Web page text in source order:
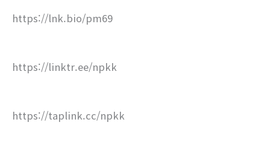
https://lnk.bio/pm69
https://linktr.ee/npkk
https://taplink.cc/npkk